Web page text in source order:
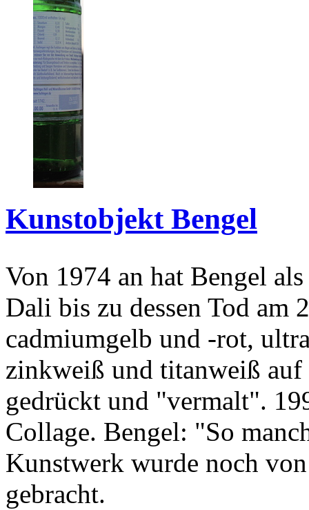
Kunstobjekt Bengel
Von 1974 an hat Bengel
Dali bis zu dessen Tod am
cadmiumgelb und -rot,
zinkweiß und titanweiß
gedrückt und "vermalt".
Collage. Bengel: "So
Kunstwerk wurde noch
gebracht.